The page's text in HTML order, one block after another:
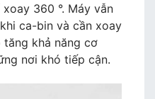
360 °. Máy vẫn
ca-bin và cần xoay
khả năng cơ
nơi khó tiếp cận.